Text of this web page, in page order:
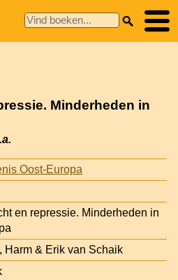
Minderheden in
Oost-Europa
en repressie. Minderheden in
Harm & Erik van Schaik